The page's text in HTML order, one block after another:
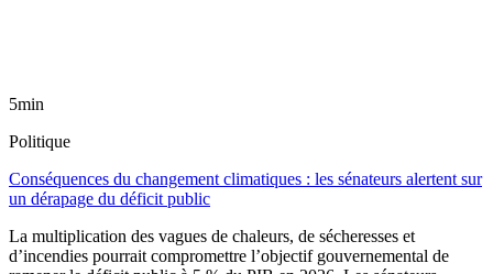
5min
Politique
Conséquences du changement climatiques : les sénateurs alertent sur
un dérapage du déficit public
La multiplication des vagues de chaleurs, de sécheresses et
d’incendies pourrait compromettre l’objectif gouvernemental de